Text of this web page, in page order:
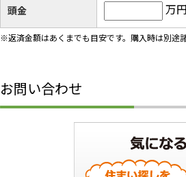
頭金 万円
※返済金額はあくまでも目安です。購入時は別途
お問い合わせ